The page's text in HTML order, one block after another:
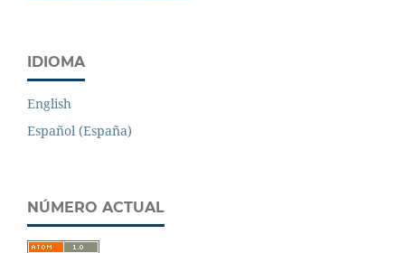
IDIOMA
English
Español (España)
NÚMERO ACTUAL